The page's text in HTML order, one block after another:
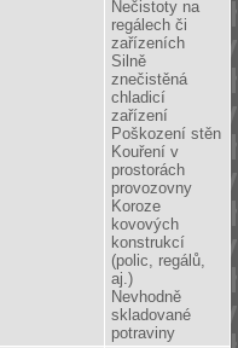
Nečistoty na
regálech či
zařízeních
Silně
znečistěná
chladicí
zařízení
Poškození stěn
Kouření v
prostorách
provozovny
Koroze
kovových
konstrukcí
(polic, regálů,
aj.)
Nevhodně
skladované
potraviny